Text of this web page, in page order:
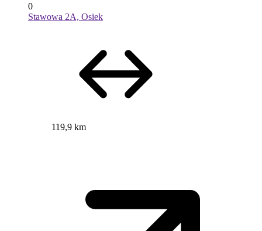
0
Stawowa 2A, Osiek
119,9 km